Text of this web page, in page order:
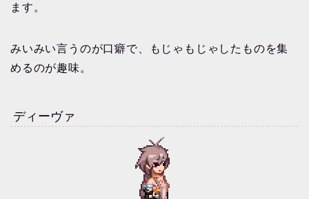
ます。
みいみい言うのが口癖で、もじゃもじゃしたものを集
めるのが趣味。
ディーヴァ